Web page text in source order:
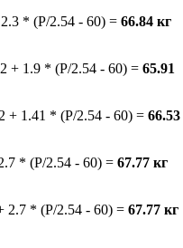
* (P/2.54 - 60) = 66.84 кг
+ 1.9 * (P/2.54 - 60) = 65.91
+ 1.41 * (P/2.54 - 60) = 66.53
* (P/2.54 - 60) = 67.77 кг
2.7 * (P/2.54 - 60) = 67.77 кг